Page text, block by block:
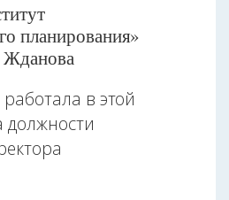
планирования»
Жданова
в этой
должности